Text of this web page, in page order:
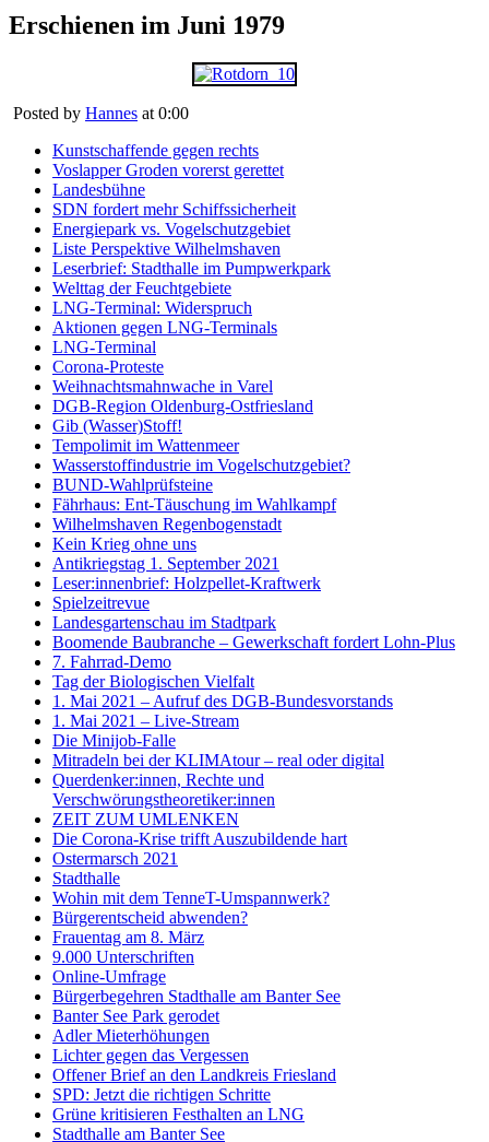
Erschienen im Juni 1979
Posted by Hannes at 0:00
Kunstschaffende gegen rechts
Voslapper Groden vorerst gerettet
Landesbühne
SDN fordert mehr Schiffssicherheit
Energiepark vs. Vogelschutzgebiet
Liste Perspektive Wilhelmshaven
Leserbrief: Stadthalle im Pumpwerkpark
Welttag der Feuchtgebiete
LNG-Terminal: Widerspruch
Aktionen gegen LNG-Terminals
LNG-Terminal
Corona-Proteste
Weihnachtsmahnwache in Varel
DGB-Region Oldenburg-Ostfriesland
Gib (Wasser)Stoff!
Tempolimit im Wattenmeer
Wasserstoffindustrie im Vogelschutzgebiet?
BUND-Wahlprüfsteine
Fährhaus: Ent-Täuschung im Wahlkampf
Wilhelmshaven Regenbogenstadt
Kein Krieg ohne uns
Antikriegstag 1. September 2021
Leser:innenbrief: Holzpellet-Kraftwerk
Spielzeitrevue
Landesgartenschau im Stadtpark
Boomende Baubranche – Gewerkschaft fordert Lohn-Plus
7. Fahrrad-Demo
Tag der Biologischen Vielfalt
1. Mai 2021 – Aufruf des DGB-Bundesvorstands
1. Mai 2021 – Live-Stream
Die Minijob-Falle
Mitradeln bei der KLIMAtour – real oder digital
Querdenker:innen, Rechte und
Verschwörungstheoretiker:innen
ZEIT ZUM UMLENKEN
Die Corona-Krise trifft Auszubildende hart
Ostermarsch 2021
Stadthalle
Wohin mit dem TenneT-Umspannwerk?
Bürgerentscheid abwenden?
Frauentag am 8. März
9.000 Unterschriften
Online-Umfrage
Bürgerbegehren Stadthalle am Banter See
Banter See Park gerodet
Adler Mieterhöhungen
Lichter gegen das Vergessen
Offener Brief an den Landkreis Friesland
SPD: Jetzt die richtigen Schritte
Grüne kritisieren Festhalten an LNG
Stadthalle am Banter See